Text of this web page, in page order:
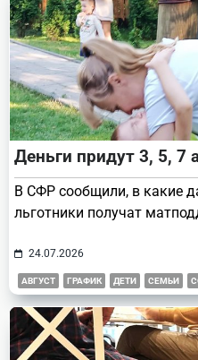
Деньги придут 3, 5, 7
В СФР сообщили, в какие
льготники получат
24.07.2026
АВГУСТ ГРАФИК ДЕТИ СЕМЬИ